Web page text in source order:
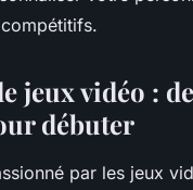
jeux vidéo :
débuter
par les jeux